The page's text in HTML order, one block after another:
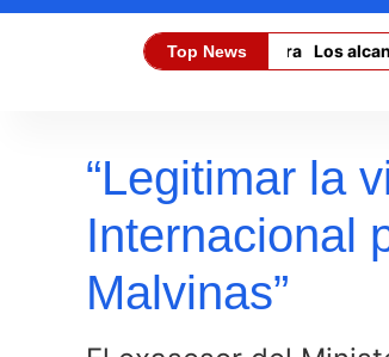
Top News
El límite está en la tierra Los
Dólar Oficial
“Legitimar la
Internacional
Malvinas”